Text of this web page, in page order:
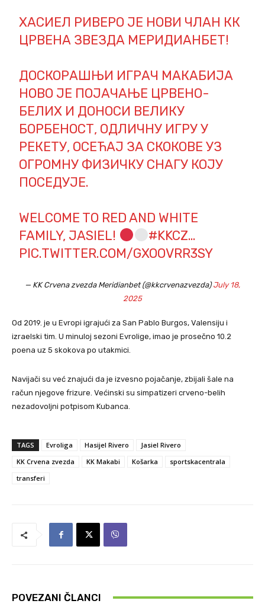
ХАСИЕЛ РИВЕРО ЈЕ НОВИ ЧЛАН КК
ЦРВЕНА ЗВЕЗДА МЕРИДИАНБЕТ!
ДОСКОРАШЊИ ИГРАЧ МАКАБИЈА
НОВО ЈЕ ПОЈАЧАЊЕ ЦРВЕНО-
БЕЛИХ И ДОНОСИ ВЕЛИКУ
БОРБЕНОСТ, ОДЛИЧНУ ИГРУ У
РЕКЕТУ, ОСЕЋАЈ ЗА СКОКОВЕ УЗ
ОГРОМНУ ФИЗИЧКУ СНАГУ КОЈУ
ПОСЕДУЈЕ.
WELCOME TO RED AND WHITE
FAMILY, JASIEL!
#KKCZ…
PIC.TWITTER.COM/GXOOVRR3SY
— KK Crvena zvezda Meridianbet (@kkcrvenazvezda)July 18,
2025
Od 2019. je u Evropi igrajući za San Pablo Burgos, Valensiju i
izraelski tim. U minuloj sezoni Evrolige, imao je prosečno 10.2
poena uz 5 skokova po utakmici.
Navijači su već znajući da je izvesno pojačanje, zbijali šale na
račun njegove frizure. Većinski su simpatizeri crveno-belih
nezadovoljni potpisom Kubanca.
TAGS Evroliga Hasijel Rivero
Jasiel Rivero
KK Crvena zvezda
KK Makabi Košarka
sportskacentrala
transferi
POVEZANI ČLANCI